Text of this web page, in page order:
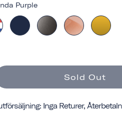
Purple
Sold Out
Inga Returer,